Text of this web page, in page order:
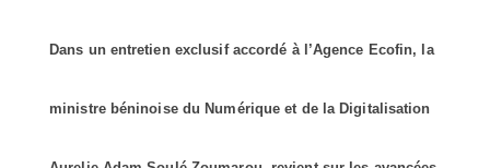
Dans un entretien exclusif accordé à l’Agence Ecofin, la
ministre béninoise du Numérique et de la Digitalisation